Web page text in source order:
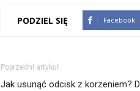
PODZIEL SIĘ Facebook
Poprzedni artykuł
Jak usunąć odcisk z korzeniem?